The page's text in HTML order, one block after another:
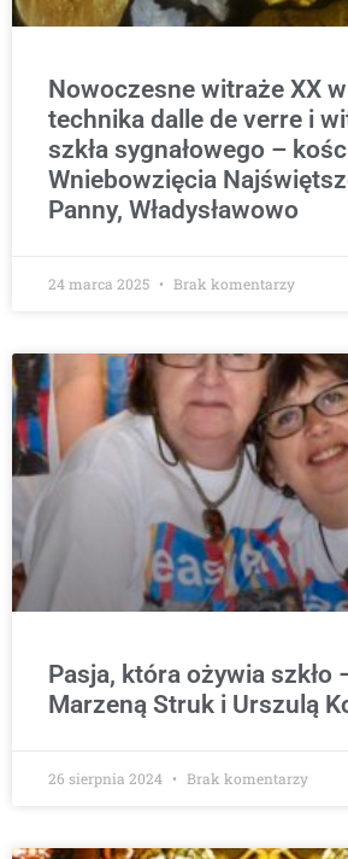
Nowoczesne witraże XX
technika dalle de verre i
szkła sygnałowego –
Wniebowzięcia
Panny, Władysławowo
24 marca 2025 Brak komentarzy
Pasja, która ożywia szkło
Marzeną Struk i Urszulą
26 sierpnia 2024 Brak komentarzy